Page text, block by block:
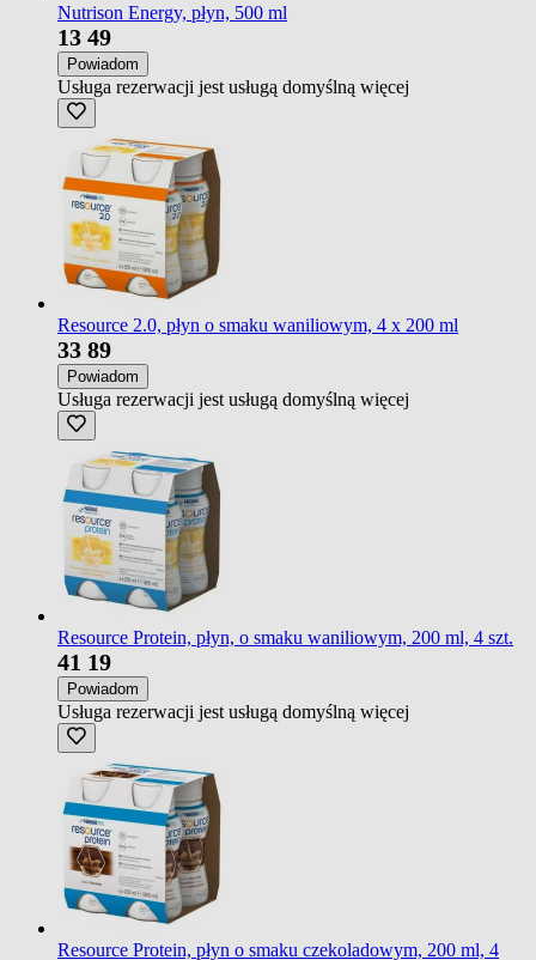
Nutrison Energy, płyn, 500 ml
13 49
Powiadom
Usługa rezerwacji jest usługą domyślną więcej
Resource 2.0, płyn o smaku waniliowym, 4 x 200 ml
33 89
Powiadom
Usługa rezerwacji jest usługą domyślną więcej
Resource Protein, płyn, o smaku waniliowym, 200 ml, 4 szt.
41 19
Powiadom
Usługa rezerwacji jest usługą domyślną więcej
Resource Protein, płyn o smaku czekoladowym, 200 ml, 4